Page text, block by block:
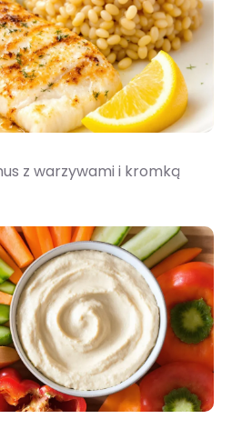
z warzywami i kromką